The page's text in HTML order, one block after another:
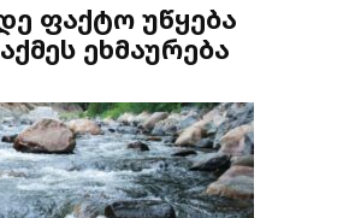
ფაქტო უწყება
ეხმაურება